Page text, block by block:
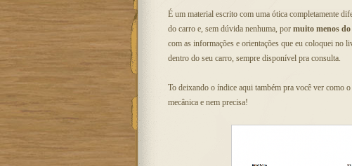
É um material escrito com uma ótica completamente
do carro e, sem dúvida nenhuma, por muito menos
com as informações e orientações que eu coloquei no
dentro do seu carro, sempre disponível pra consulta.
To deixando o índice aqui também pra você ver como
mecânica e nem precisa!